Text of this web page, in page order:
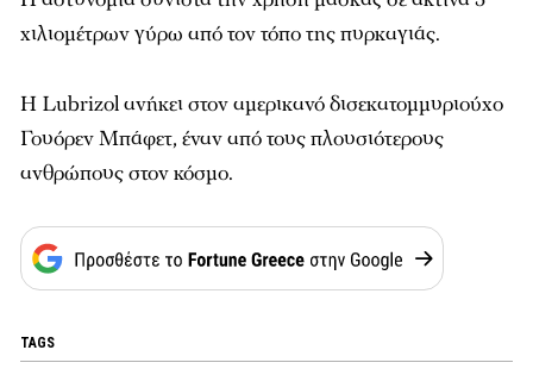
χιλιομέτρων γύρω από τον τόπο της πυρκαγιάς.
Η Lubrizol ανήκει στον αμερικανό δισεκατομμυριούχο
Γουόρεν Μπάφετ, έναν από τους πλουσιότερους
ανθρώπους στον κόσμο.
TAGS